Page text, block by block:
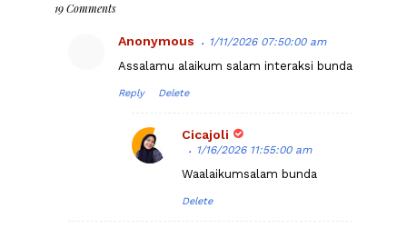
19 Comments
Anonymous 1/11/2026 07:50:00 am
Assalamu alaikum salam interaksi bunda
Reply Delete
Cicajoli
1/16/2026 11:55:00 am
Waalaikumsalam bunda
Delete